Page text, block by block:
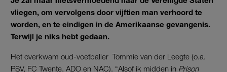
vliegen, om vervolgens door vijftien man verhoord te
worden, en te eindigen in de Amerikaanse gevangenis.
Terwijl je niks hebt gedaan.
Het overkwam oud-voetballer Tommie van der Leegte (o.a.
PSV, FC Twente, ADO en NAC). “Alsof ik midden in Prison